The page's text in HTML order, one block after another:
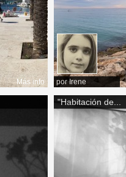
Más info porIrene
"Habitación de...